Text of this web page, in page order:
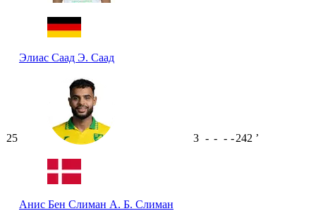
Элиас Саад Э. Саад
25
Анис Бен Слиман А. Б. Слиман
3 - - - -242 ʼ